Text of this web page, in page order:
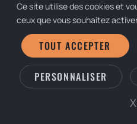
Ce site utilise des cookies et
ceux que vous souhaitez
TOUT ACCEPTER
PERSONNALISER
X